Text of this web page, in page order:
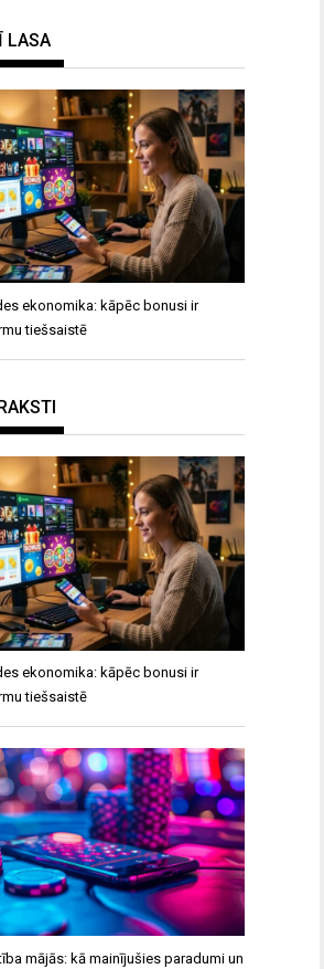
LASA
ekonomika: kāpēc bonusi ir
tiešsaistē
ekonomika: kāpēc bonusi ir
tiešsaistē
mājās: kā mainījušies paradumi un